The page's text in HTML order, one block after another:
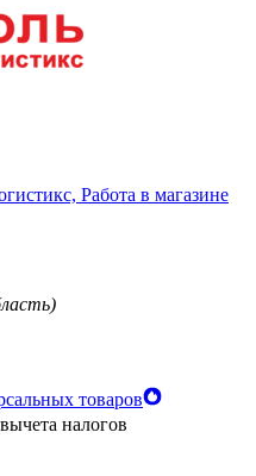
Работа в магазине
товаров
налогов